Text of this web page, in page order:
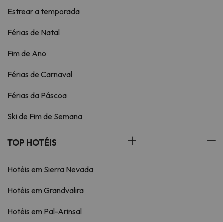
Estrear a temporada
Férias de Natal
Fim de Ano
Férias de Carnaval
Férias da Páscoa
Ski de Fim de Semana
TOP HOTÉIS
Hotéis em Sierra Nevada
Hotéis em Grandvalira
Hotéis em Pal-Arinsal